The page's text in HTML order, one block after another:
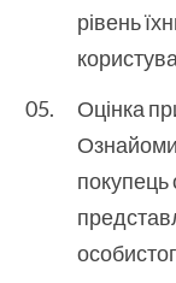
рівень
Оцінка
покупець